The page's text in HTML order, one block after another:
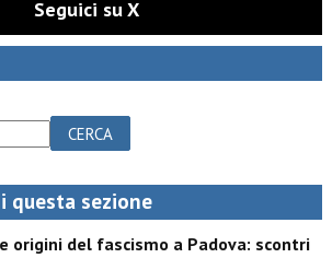
Seguici su X
CERCA
sezione
origini del fascismo a Padova: scontri